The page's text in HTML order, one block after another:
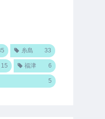
糸島 33
15 福津 6
5